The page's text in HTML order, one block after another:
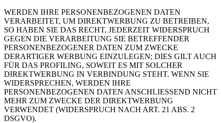
WERDEN IHRE PERSONENBEZOGENEN DATEN
VERARBEITET, UM DIREKTWERBUNG ZU BETREIBEN,
SO HABEN SIE DAS RECHT, JEDERZEIT WIDERSPRUCH
GEGEN DIE VERARBEITUNG SIE BETREFFENDER
PERSONENBEZOGENER DATEN ZUM ZWECKE
DERARTIGER WERBUNG EINZULEGEN; DIES GILT AUCH
FÜR DAS PROFILING, SOWEIT ES MIT SOLCHER
DIREKTWERBUNG IN VERBINDUNG STEHT. WENN SIE
WIDERSPRECHEN, WERDEN IHRE
PERSONENBEZOGENEN DATEN ANSCHLIESSEND NICHT
MEHR ZUM ZWECKE DER DIREKTWERBUNG
VERWENDET (WIDERSPRUCH NACH ART. 21 ABS. 2
DSGVO).